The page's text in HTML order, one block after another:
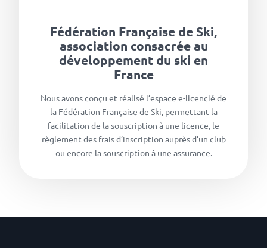
Fédération Française de Ski,
association consacrée au
développement du ski en
France
Nous avons conçu et réalisé l’espace e-licencié de
la Fédération Française de Ski, permettant la
facilitation de la souscription à une licence, le
règlement des frais d’inscription auprès d’un club
ou encore la souscription à une assurance.